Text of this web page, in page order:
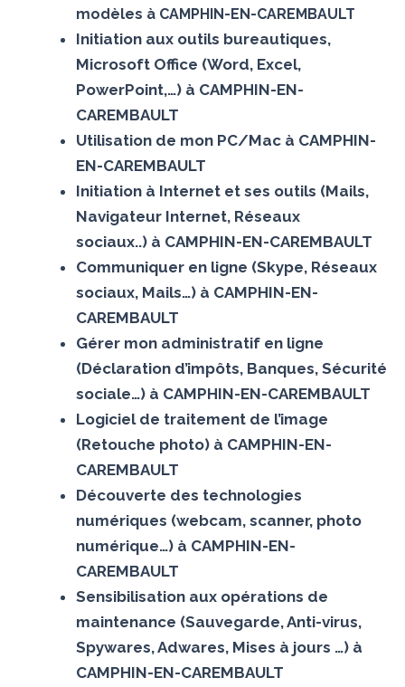
modèles à CAMPHIN-EN-CAREMBAULT
Initiation aux outils bureautiques,
Microsoft Office (Word, Excel,
PowerPoint,…) à CAMPHIN-EN-
CAREMBAULT
Utilisation de mon PC/Mac à CAMPHIN-
EN-CAREMBAULT
Initiation à Internet et ses outils (Mails,
Navigateur Internet, Réseaux
sociaux..) à CAMPHIN-EN-CAREMBAULT
Communiquer en ligne (Skype, Réseaux
sociaux, Mails…) à CAMPHIN-EN-
CAREMBAULT
Gérer mon administratif en ligne
(Déclaration d’impôts, Banques, Sécurité
sociale…) à CAMPHIN-EN-CAREMBAULT
Logiciel de traitement de l’image
(Retouche photo) à CAMPHIN-EN-
CAREMBAULT
Découverte des technologies
numériques (webcam, scanner, photo
numérique…) à CAMPHIN-EN-
CAREMBAULT
Sensibilisation aux opérations de
maintenance (Sauvegarde, Anti-virus,
Spywares, Adwares, Mises à jours …) à
CAMPHIN-EN-CAREMBAULT